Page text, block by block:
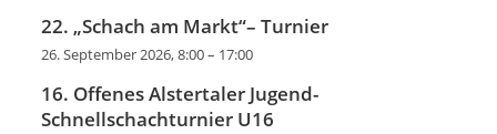
22. „Schach am Markt“– Turnier
26. September 2026, 8:00– 17:00
16. Offenes Alstertaler Jugend-
Schnellschachturnier U16